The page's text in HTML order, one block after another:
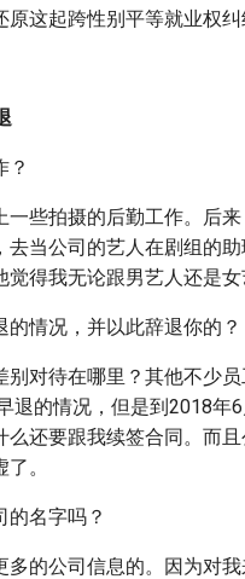
这起跨性别平等就业权纠
？
些拍摄的后勤工作。后
当公司的艺人在剧组的
得我无论跟男艺人还是女
情况，并以此辞退你的？
对待在哪里？其他不少
的情况，但是到2018年6
还要跟我续签合同。而
。
的名字吗？
的公司信息的。因为对